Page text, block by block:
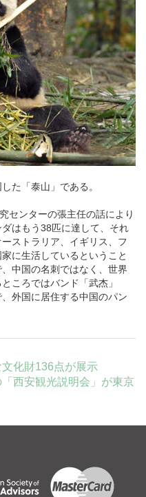
た「泰山」である。
センターの張主任の話により
はもう38匹に達して、それ
ーストラリア イギリス
、フ
家に生活しているということ
中国の名刺ではなく、世界
ころではバンド「武杰」
外国に居住する中国のパン
化財136点が展示
西安観光説明会」が東京